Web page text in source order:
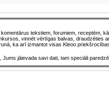
tekstiem, forumiem, receptēm,
vinnēt vērtīgas balvas, draudzēties
ka arī izmantot visas Kleoo
jāievada savi dati, tam speciāli